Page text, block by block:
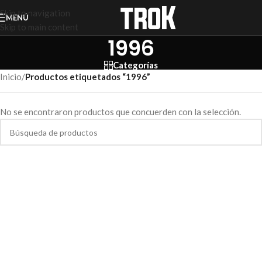
Skip to navigation
Skip to main content
MENÚ
1996
Categorías
Inicio/Productos etiquetados “1996”
No se encontraron productos que concuerden con la selección.